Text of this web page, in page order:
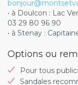
• à Doulcon : Lac
03 29 80 96 90
• à Stenay :
Options ou
Pour tous
Sandales